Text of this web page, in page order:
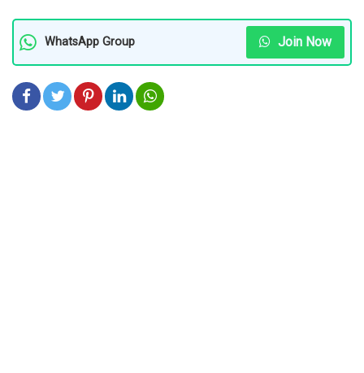
WhatsApp Group Join Now